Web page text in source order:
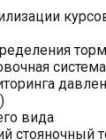
вида
стояночный